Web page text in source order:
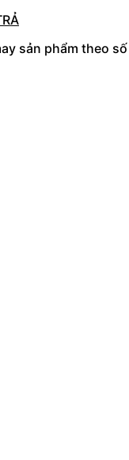
sản phẩm theo